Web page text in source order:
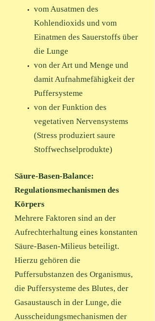
vom Ausatmen des
Kohlendioxids und vom
Einatmen des Sauerstoffs über
die Lunge
von der Art und Menge und
damit Aufnahmefähigkeit der
Puffersysteme
von der Funktion des
vegetativen Nervensystems
(Stress produziert saure
Stoffwechselprodukte)
Säure-Basen-Balance:
Regulationsmechanismen des
Körpers
Mehrere Faktoren sind an der
Aufrechterhaltung eines konstanten
Säure-Basen-Milieus beteiligt.
Hierzu gehören die
Puffersubstanzen des Organismus,
die Puffersysteme des Blutes, der
Gasaustausch in der Lunge, die
Ausscheidungsmechanismen der